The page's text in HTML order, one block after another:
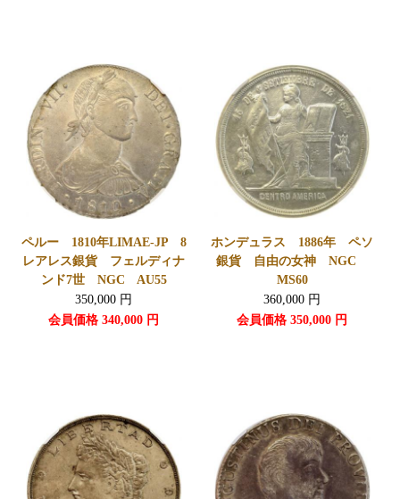
ペルー 1810年LIMAE-JP 8
レアレス銀貨 フェルディナ
ンド7世 NGC AU55
350,000 円
会員価格 340,000 円
ホンデュラス 1886年 ペソ
銀貨 自由の女神 NGC
MS60
360,000 円
会員価格 350,000 円